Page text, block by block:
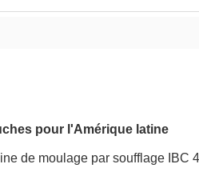
pour l'Amérique latine
de moulage par soufflage IBC